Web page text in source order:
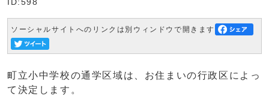
ID:598
ソーシャルサイトへのリンクは別ウィンドウで開きます
町立小中学校の通学区域は、お住まいの行政区によっ
て決定します。